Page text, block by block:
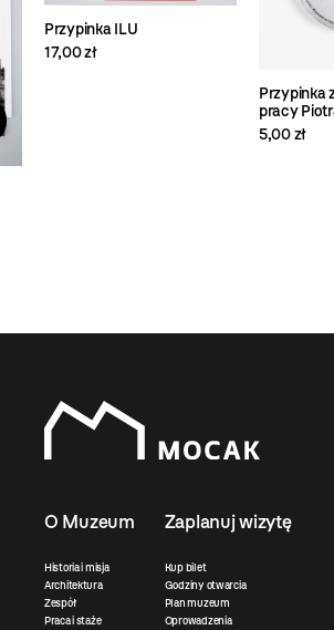
Przypinka ILU
17,00 zł
Przypinka
pracy
5,00 zł
O Muzeum
Historia i misja
Architektura
Zespół
Praca i staże
Zaplanuj wizytę
Kup bilet
Godziny otwarcia
Plan muzeum
Oprowadzenia